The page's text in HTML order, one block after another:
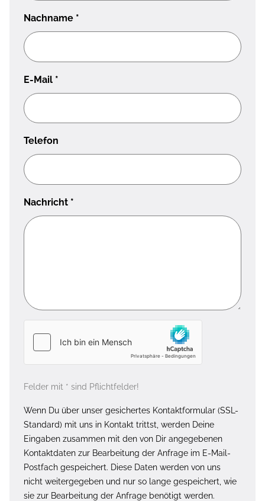
Nachname *
E-Mail *
Telefon
Nachricht *
Felder mit * sind Pflichtfelder!
Wenn Du über unser gesichertes Kontaktformular (SSL-
Standard) mit uns in Kontakt trittst, werden Deine
Eingaben zusammen mit den von Dir angegebenen
Kontaktdaten zur Bearbeitung der Anfrage im E-Mail-
Postfach gespeichert. Diese Daten werden von uns
nicht weitergegeben und nur so lange gespeichert, wie
sie zur Bearbeitung der Anfrage benötigt werden.